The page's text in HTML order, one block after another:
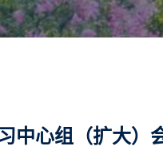
中心组（扩大）